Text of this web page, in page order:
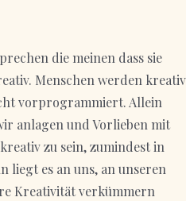
die meinen dass sie
Menschen werden kreativ
vorprogrammiert. Allein
anlagen und Vorlieben mit
zu sein, zumindest in
liegt es an uns, an unseren
Kreativität verkümmern